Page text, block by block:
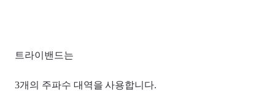
트라이밴드는
3개의 주파수 대역을 사용합니다.